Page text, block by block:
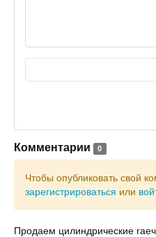
Комментарии 0
Чтобы опубликовать свой
зарегистрироваться или
Продаем цилиндрические